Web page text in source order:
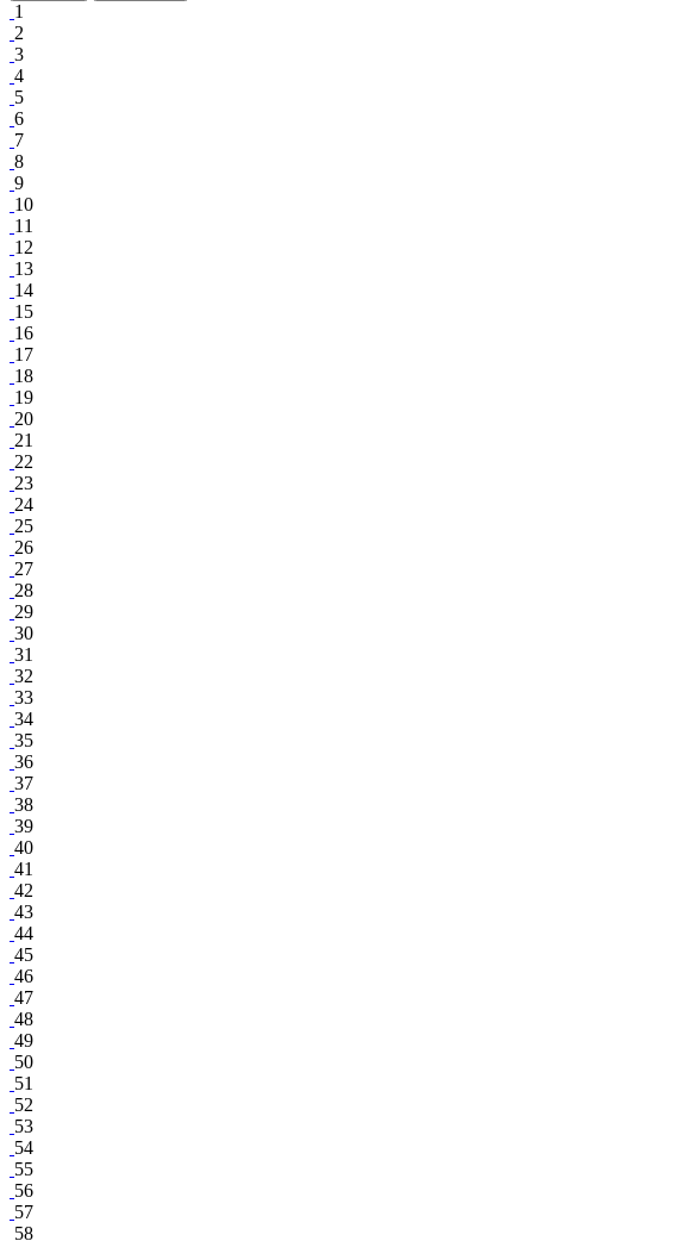
1
2
3
4
5
6
7
8
9
10
11
12
13
14
15
16
17
18
19
20
21
22
23
24
25
26
27
28
29
30
31
32
33
34
35
36
37
38
39
40
41
42
43
44
45
46
47
48
49
50
51
52
53
54
55
56
57
58